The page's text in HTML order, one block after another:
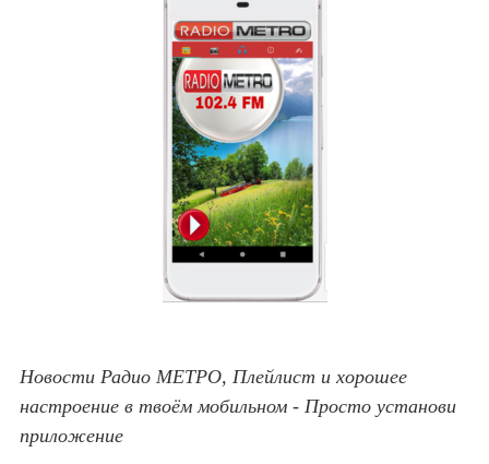
Новости Радио МЕТРО, Плейлист и хорошее
настроение в твоём мобильном - Просто установи
приложение